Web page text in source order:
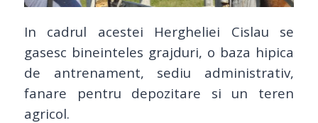
In cadrul acestei Hergheliei Cislau se
gasesc bineinteles grajduri, o baza hipica
de antrenament, sediu administrativ,
fanare pentru depozitare si un teren
agricol.